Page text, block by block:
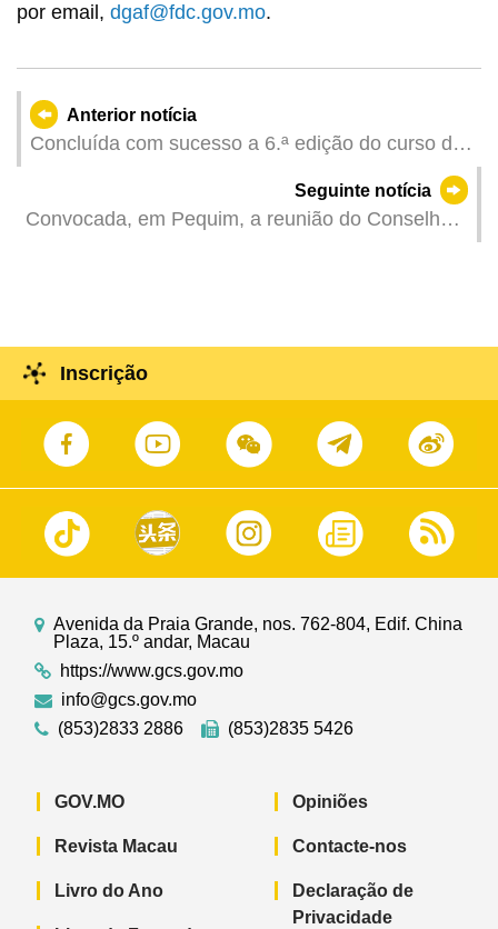
por email, dgaf@fdc.gov.mo.
Anterior notícia
Concluída com sucesso a 6.ª edição do curso de
formação em matéria fiscal da Academia Fiscal
de Macau no Quadro da Iniciativa “Uma Faixa,
Uma Rota”
Seguinte notícia
Convocada, em Pequim, a reunião do Conselho
Inscrição
Avenida da Praia Grande, nos. 762-804, Edif. China
Plaza, 15.º andar, Macau
https://www.gcs.gov.mo
info@gcs.gov.mo
(853)2833 2886
(853)2835 5426
GOV.MO
Revista Macau
Livro do Ano
Opiniões
Contacte-nos
Declaração de
Privacidade